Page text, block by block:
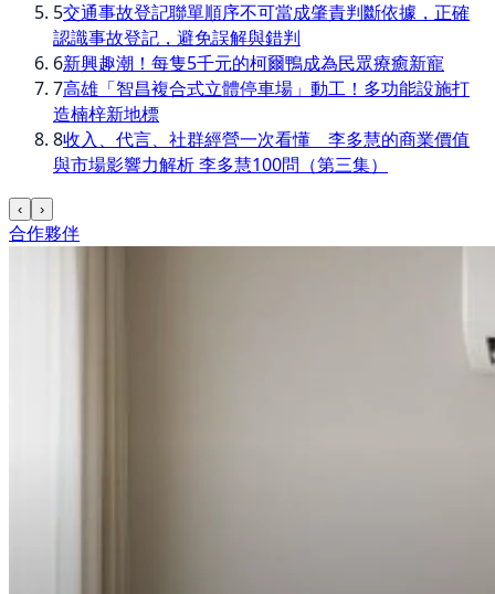
5交通事故登記聯單順序不可當成肇責判斷依據，正確
認識事故登記，避免誤解與錯判
6新興趣潮！每隻5千元的柯爾鴨成為民眾療癒新寵
7高雄「智昌複合式立體停車場」動工！多功能設施打
造楠梓新地標
8收入、代言、社群經營一次看懂 李多慧的商業價值
與市場影響力解析 李多慧100問（第三集）
‹ ›
合作夥伴